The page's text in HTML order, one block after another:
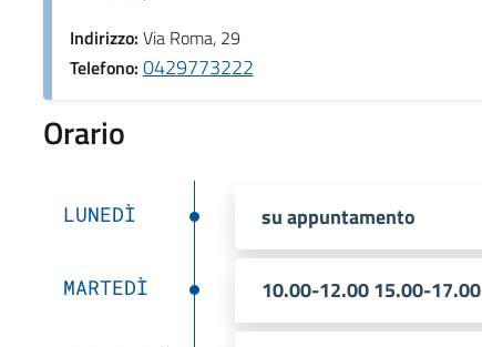
Indirizzo: Via Roma, 29
Telefono: 0429773222
Orario
LUNEDÌ su appuntamento
MARTEDÌ 10.00-12.00 15.00-17.00